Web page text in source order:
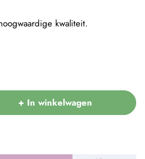
+ In winkelwagen
kwaliteit.